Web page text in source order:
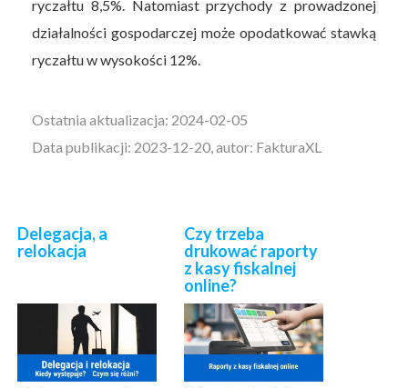
ryczałtu 8,5%. Natomiast przychody z prowadzonej
działalności gospodarczej może opodatkować stawką
ryczałtu w wysokości 12%.
Ostatnia aktualizacja: 2024-02-05
Data publikacji: 2023-12-20, autor: FakturaXL
Delegacja, a
relokacja
Czy trzeba
drukować raporty
z kasy fiskalnej
online?